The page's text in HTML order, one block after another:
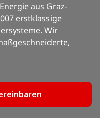
aus Graz-
erstklassige
Wir